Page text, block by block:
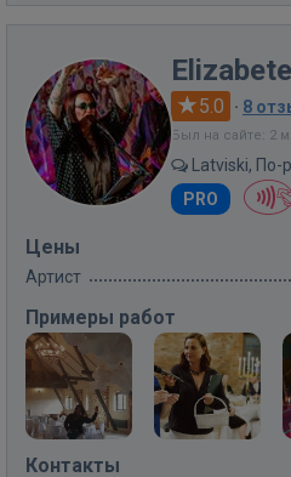
5.0 · 8
Был на сайте: 2
Latviski, По-
PRO
Цены
Артист
Примеры работ
Контакты